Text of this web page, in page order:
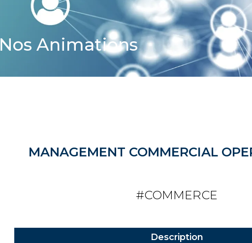
Nos Animations
MANAGEMENT COMMERCIAL
#COMMERCE
Description